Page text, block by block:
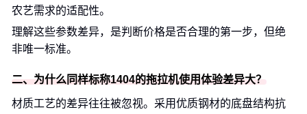
农艺需求的适配性。
理解这些参数差异，是判断价格是否合理的第一步，但绝
非唯一标准。
二、为什么同样标称1404的拖拉机使用体验差异大？
材质工艺的差异往往被忽视。采用优质钢材的底盘结构抗